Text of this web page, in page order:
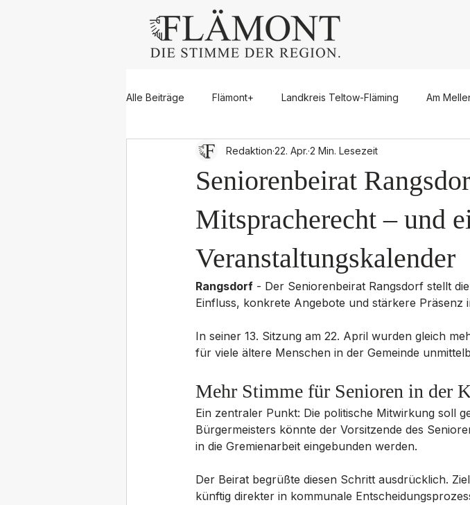
Alle Beiträge Flämont+ Landkreis Teltow-Fläming Am
Dahme/Mark Großbeeren Jüterbog
Rangsdorf Zossen Verwaltung Politik
Blaulicht Sport Meinung Interview
Seniorenbeirat
Mitspracherecht – und
Veranstaltungskalender
Redaktion 22. Apr. 2 Min. Lesezeit
Rangsdorf - Der Seniorenbeirat Rangsdorf stellt
Einfluss, konkrete Angebote und stärkere Präsenz
In seiner 13. Sitzung am 22. April wurden gleich
für viele ältere Menschen in der Gemeinde
Mehr Stimme für Senioren in der
Ein zentraler Punkt: Die politische Mitwirkung soll
Bürgermeisters könnte der Vorsitzende des
in die Gremienarbeit eingebunden werden.
Der Beirat begrüßte diesen Schritt ausdrücklich.
künftig direkter in kommunale